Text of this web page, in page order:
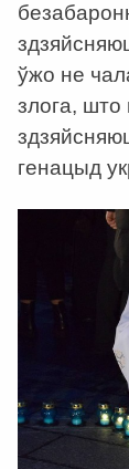
ўжо не
злога, што
генацыд